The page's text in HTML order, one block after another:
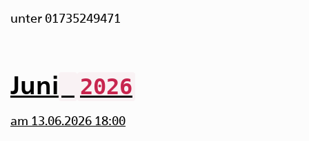
unter 01735249471
Juni 2026
am 13.06.2026 18:00